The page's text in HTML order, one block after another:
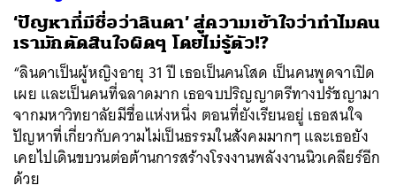
‘ปัญหาที่มีชื่อว่าลินดา’ สู่ความเข้าใจว่าทำไมคน
เรามักตัดสินใจผิดๆ โดยไม่รู้ตัว!?
“ลินดาเป็นผู้หญิงอายุ 31 ปี เธอเป็นคนโสด เป็นคนพูดจาเปิด
เผย และเป็นคนที่ฉลาดมาก เธอจบปริญญาตรีทางปรัชญามา
จากมหาวิทยาลัยมีชื่อแห่งหนึ่ง ตอนที่ยังเรียนอยู่ เธอสนใจ
ปัญหาที่เกี่ยวกับความไม่เป็นธรรมในสังคมมากๆ และเธอยัง
เคยไปเดินขบวนต่อต้านการสร้างโรงงานพลังงานนิวเคลียร์อีก
ด้วย